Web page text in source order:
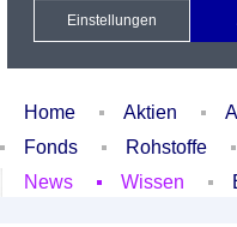
Xetra Realtime
Home Aktien
Fonds
Rohstoffe
News
Wissen
Einstellungen